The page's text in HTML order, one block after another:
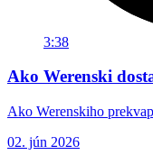
3:38
Ako Werenski
Ako Werenskiho
02. jún 2026